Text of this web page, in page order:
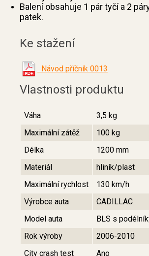
Balení obsahuje 1 pár tyčí a 2
patek.
Ke stažení
Návod příčník 0013
Vlastnosti produktu
Váha
3,5 kg
Maximální zátěž
100 kg
Délka
1200 mm
Materiál
hliník/plast
Maximální rychlost
130 km/h
Výrobce auta
CADILLAC
Model auta
BLS s
Rok výroby
2006-2010
City crash test
Ano